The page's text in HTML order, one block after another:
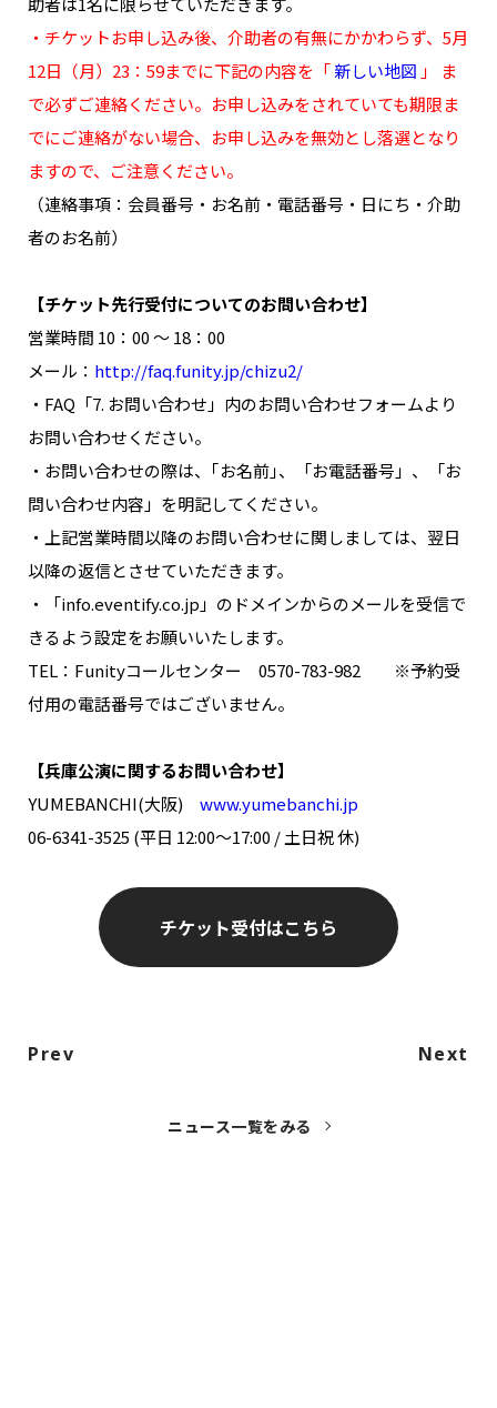
・チケットお申し込み後、介助者の有無にかかわらず、5月
12日（月）23：59までに下記の内容を「新しい地図 」 ま
で必ずご連絡ください。お申し込みをされていても期限ま
でにご連絡がない場合、お申し込みを無効とし落選となり
ますので、ご注意ください。
（連絡事項：会員番号・お名前・電話番号・日にち・介助
者のお名前）
【チケット先行受付についてのお問い合わせ】
営業時間 10：00 ～ 18：00
メール： http://faq.funity.jp/chizu2/
・FAQ「7. お問い合わせ」内のお問い合わせフォームより
お問い合わせください。
・お問い合わせの際は、｢お名前｣、「お電話番号」、「お
問い合わせ内容」を明記してください。
・上記営業時間以降のお問い合わせに関しましては、翌日
以降の返信とさせていただきます。
・「info.eventify.co.jp」のドメインからのメールを受信で
きるよう設定をお願いいたします。
TEL：Funityコールセンター 0570-783-982 ※予約受
付用の電話番号ではございません。
【兵庫公演に関するお問い合わせ】
YUMEBANCHI(大阪) www.yumebanchi.jp
06-6341-3525 (平日 12:00～17:00 / 土日祝 休)
チケット受付はこちら
Prev Next
ニュース一覧をみる